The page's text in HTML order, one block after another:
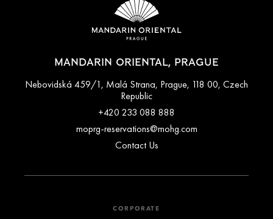
MANDARIN ORIENTAL, PRAGUE
Nebovidská 459/1, Malá Strana, Prague, 118 00, Czech
Republic
+420 233 088 888
moprg-reservations@mohg.com
Contact Us
CORPORATE